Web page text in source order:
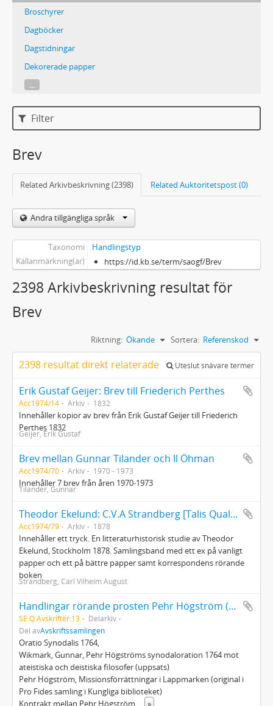
Broschyrer
Dagböcker
Dagstidningar
Dekorerade papper
...
Filter
Brev
Related Arkivbeskrivning (2398) Related Auktoritetspost (0)
Andra tillgängliga språk
Taxonomi
Handlingstyp
Källanmärkning(ar)
https://id.kb.se/term/saogf/Brev
2398 Arkivbeskrivning resultat för
Brev
Sortera: Referenskod
Riktning: Ökande
2398 resultat direkt relaterade Uteslut snävare termer
Erik Gustaf Geijer: Brev till Friederich Perthes
Acc1974/14 Arkiv 1832
Innehåller kopior av brev från Erik Gustaf Geijer till Friederich
Perthes 1832
Geijer, Erik Gustaf
Brev mellan Gunnar Tilander och Il Öhman
Acc1974/70 Arkiv 1970 - 1973
Innehåller 7 brev från åren 1970-1973
Tilander, Gunnar
Theodor Ekelund: C.V.A Strandberg [Talis Qualis]
Acc1974/79 Arkiv 1878
Innehåller ett tryck. En litteraturhistorisk studie av Theodor
Ekelund, Stockholm 1878. Samlingsband med ett ex på vanligt
papper och ett på bättre papper samt korrespondens rörande
boken
Strandberg, Carl Vilhelm August
Handlingar rörande prosten Pehr Högström (1714 - 1784)
SE Q Avskrifter:13
Delarkiv
Del avAvskriftssamlingen
Oratio Synodalis 1764,
Wikmark, Gunnar, Pehr Högströms synodaloration 1764 mot
ateistiska och deistiska filosofer (uppsats)
Pehr Högström, Missionsförrättningar i Lappmarken (original i
Pro Fides samling i Kungliga biblioteket)
Kontrakt mellan Pehr Högström ... »